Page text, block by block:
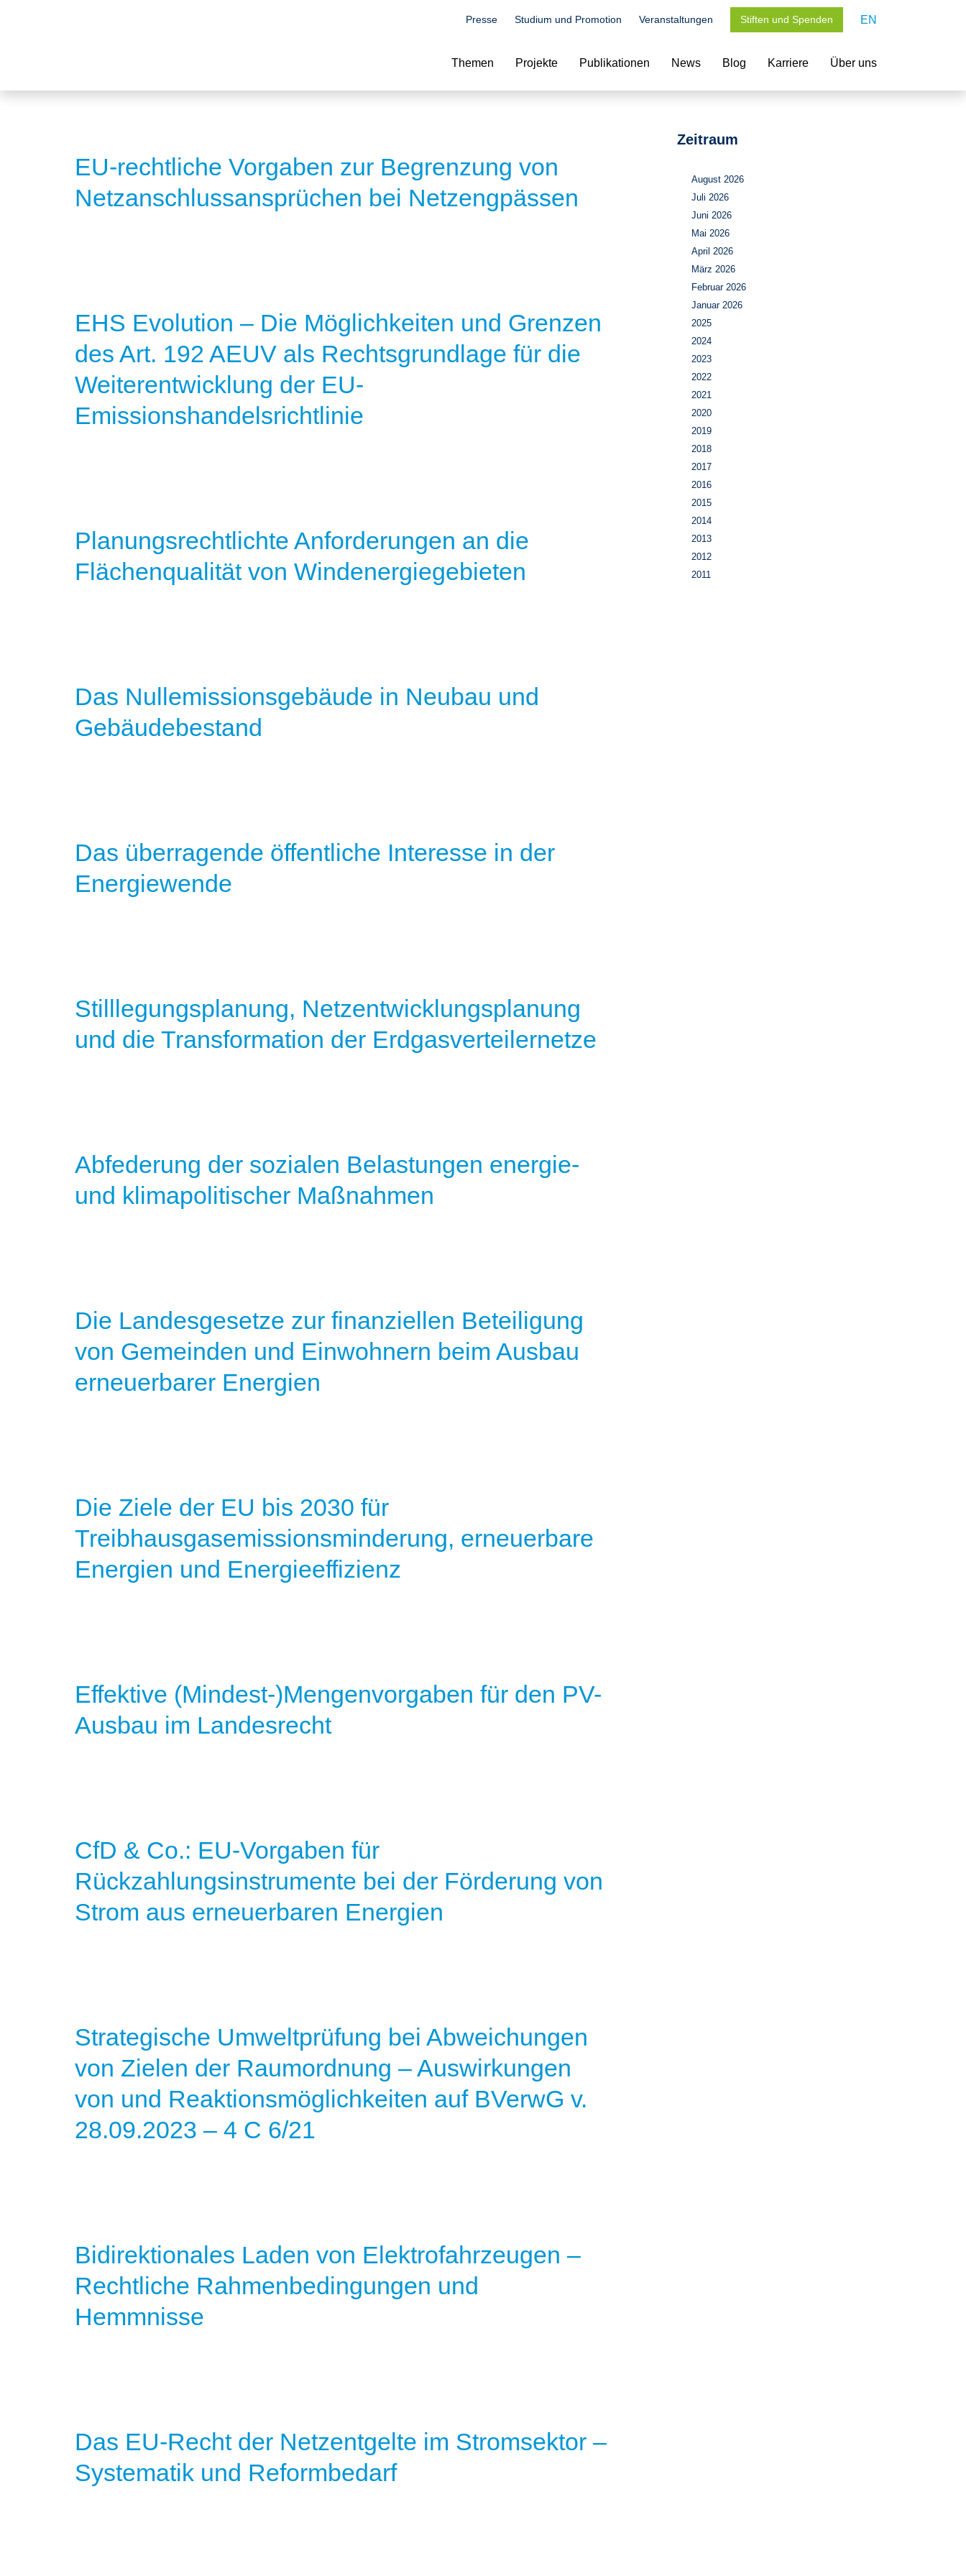
Presse Studium und Promotion Veranstaltungen Stiften und Spenden EN
Themen Projekte Publikationen News Blog Karriere Über uns
EU-rechtliche Vorgaben zur Begrenzung von
Netzanschlussansprüchen bei Netzengpässen
EHS Evolution – Die Möglichkeiten und Grenzen
des Art. 192 AEUV als Rechtsgrundlage für die
Weiterentwicklung der EU-
Emissionshandelsrichtlinie
Planungsrechtlichte Anforderungen an die
Flächenqualität von Windenergiegebieten
Das Nullemissionsgebäude in Neubau und
Gebäudebestand
Das überragende öffentliche Interesse in der
Energiewende
Stilllegungsplanung, Netzentwicklungsplanung
und die Transformation der Erdgasverteilernetze
Abfederung der sozialen Belastungen energie-
und klimapolitischer Maßnahmen
Die Landesgesetze zur finanziellen Beteiligung
von Gemeinden und Einwohnern beim Ausbau
erneuerbarer Energien
Die Ziele der EU bis 2030 für
Treibhausgasemissionsminderung, erneuerbare
Energien und Energieeffizienz
Effektive (Mindest-)Mengenvorgaben für den PV-
Ausbau im Landesrecht
CfD & Co.: EU-Vorgaben für
Rückzahlungsinstrumente bei der Förderung von
Strom aus erneuerbaren Energien
Strategische Umweltprüfung bei Abweichungen
von Zielen der Raumordnung – Auswirkungen
von und Reaktionsmöglichkeiten auf BVerwG v.
28.09.2023 – 4 C 6/21
Bidirektionales Laden von Elektrofahrzeugen –
Rechtliche Rahmenbedingungen und
Hemmnisse
Das EU-Recht der Netzentgelte im Stromsektor –
Systematik und Reformbedarf
Zeitraum
August 2026
Juli 2026
Juni 2026
Mai 2026
April 2026
März 2026
Februar 2026
Januar 2026
2025
2024
2023
2022
2021
2020
2019
2018
2017
2016
2015
2014
2013
2012
2011